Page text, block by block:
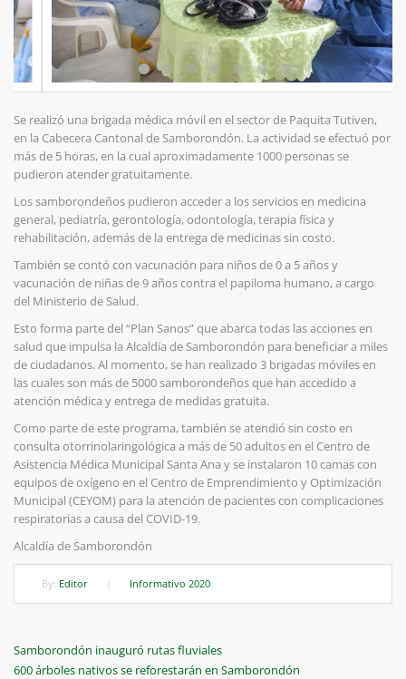
Se realizó una brigada médica móvil en el sector de Paquita Tutiven,
en la Cabecera Cantonal de Samborondón. La actividad se efectuó por
más de 5 horas, en la cual aproximadamente 1000 personas se
pudieron atender gratuitamente.
Los samborondeños pudieron acceder a los servicios en medicina
general, pediatría, gerontología, odontología, terapia física y
rehabilitación, además de la entrega de medicinas sin costo.
También se contó con vacunación para niños de 0 a 5 años y
vacunación de niñas de 9 años contra el papiloma humano, a cargo
del Ministerio de Salud.
Esto forma parte del “Plan Sanos” que abarca todas las acciones en
salud que impulsa la Alcaldía de Samborondón para beneficiar a miles
de ciudadanos. Al momento, se han realizado 3 brigadas móviles en
las cuales son más de 5000 samborondeños que han accedido a
atención médica y entrega de medidas gratuita.
Como parte de este programa, también se atendió sin costo en
consulta otorrinolaringológica a más de 50 adultos en el Centro de
Asistencia Médica Municipal Santa Ana y se instalaron 10 camas con
equipos de oxígeno en el Centro de Emprendimiento y Optimización
Municipal (CEYOM) para la atención de pacientes con complicaciones
respiratorias a causa del COVID-19.
Alcaldía de Samborondón
By: Editor Informativo 2020
Navegación
Previous
Post
Samborondón inauguró rutas fluviales
Next
600 árboles nativos se reforestarán en Samborondón